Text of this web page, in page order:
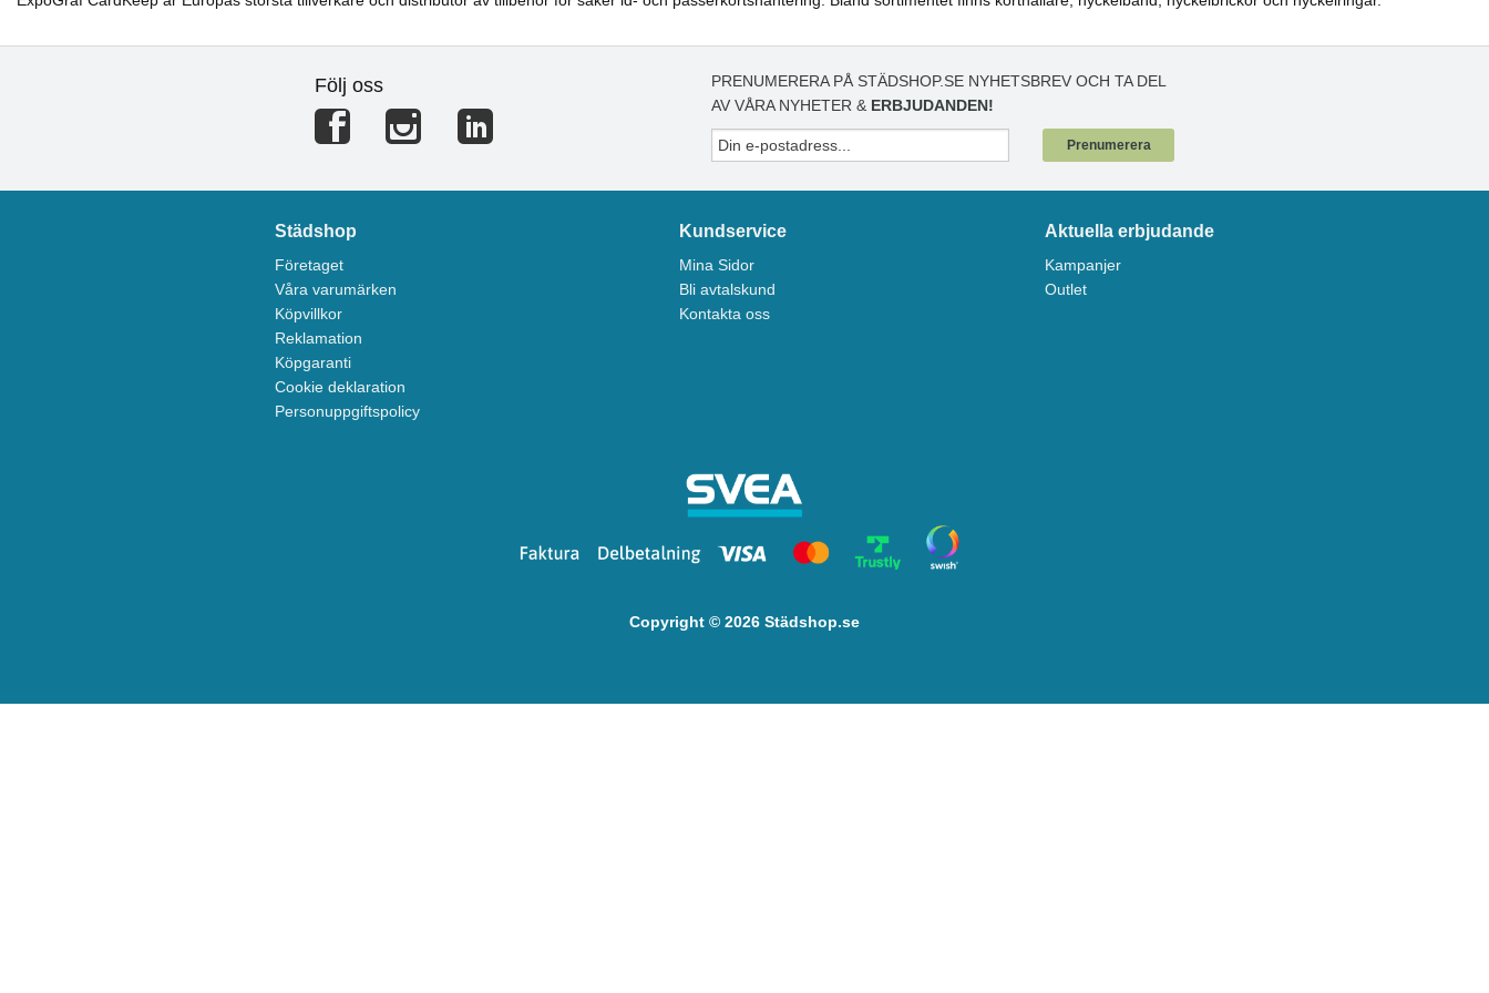
Följ oss
PRENUMERERA PÅ STÄDSHOP.SE NYHETSBREV OCH TA DEL
AV VÅRA NYHETER & ERBJUDANDEN!
Prenumerera
Städshop
Företaget
Våra varumärken
Köpvillkor
Reklamation
Köpgaranti
Cookie deklaration
Personuppgiftspolicy
Kundservice
Mina Sidor
Bli avtalskund
Kontakta oss
Aktuella erbjudande
Kampanjer
Outlet
Copyright © 2026 Städshop.se